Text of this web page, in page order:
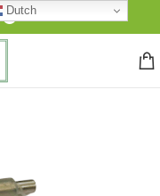
Dutch